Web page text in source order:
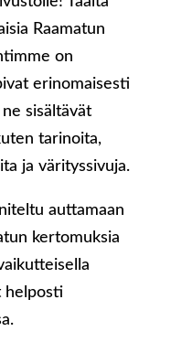
Raamatun
on
erinomaisesti
sisältävät
tarinoita,
ja värityssivuja.
auttamaan
kertomuksia
helposti